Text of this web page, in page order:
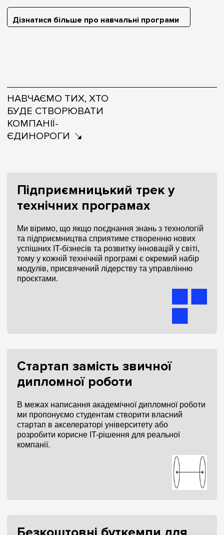
Дізнатися більше про навчальні програми
НАВЧАЄМО ТИХ, ХТО
БУДЕ СТВОРЮВАТИ
КОМПАНІЇ-
ЄДИНОРОГИ
Підприємницький трек у
технічних програмах
Ми віримо, що якщо поєднання знань з технологій
та підприємництва сприятиме створенню нових
успішних IT-бізнесів та розвитку інновацій у світі,
тому у кожній технічній програмі є окремий набір
модулів, присвячений лідерству та управлінню
проєктами.
Стартап замість звичної
дипломної роботи
В межах написання академічної дипломної роботи
ми пропонуємо студентам створити власний
стартап в акселераторі університету або
розробити корисне IT-рішення для реальної
компанії.